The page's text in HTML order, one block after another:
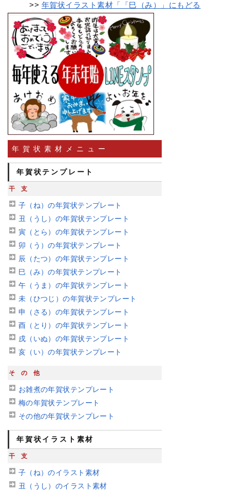
>> 年賀状イラスト素材「「巳（み）」にもどる
年賀状素材メニュー
年賀状テンプレート
干支
子（ね）の年賀状テンプレート
丑（うし）の年賀状テンプレート
寅（とら）の年賀状テンプレート
卯（う）の年賀状テンプレート
辰（たつ）の年賀状テンプレート
巳（み）の年賀状テンプレート
午（うま）の年賀状テンプレート
未（ひつじ）の年賀状テンプレート
申（さる）の年賀状テンプレート
酉（とり）の年賀状テンプレート
戌（いぬ）の年賀状テンプレート
亥（い）の年賀状テンプレート
その他
お雑煮の年賀状テンプレート
梅の年賀状テンプレート
その他の年賀状テンプレート
年賀状イラスト素材
干支
子（ね）のイラスト素材
丑（うし）のイラスト素材